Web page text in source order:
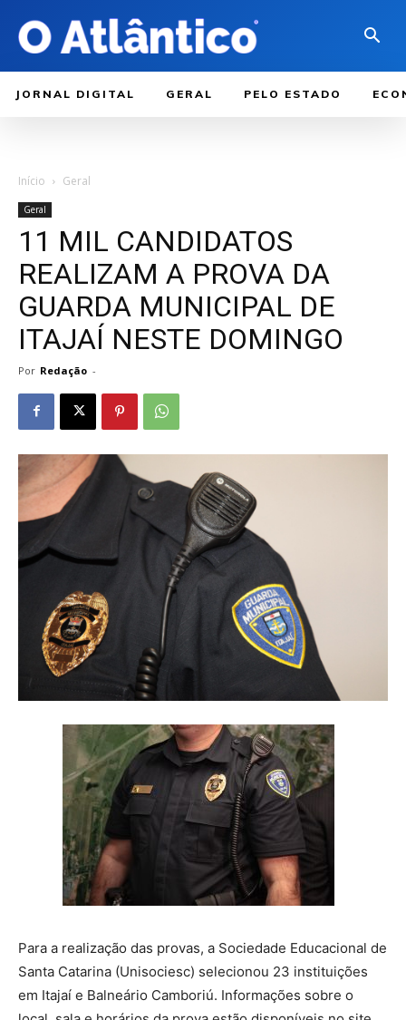
JORNAL DIGITAL GERAL PELO ESTADO
Início Geral
Geral
11 MIL CANDIDATOS
REALIZAM A PROVA DA
GUARDA MUNICIPAL DE
ITAJAÍ NESTE DOMINGO
Por Redação -
Para a realização das provas, a Sociedade Educacional de
Santa Catarina (Unisociesc) selecionou 23 instituições
em Itajaí e Balneário Camboriú. Informações sobre o